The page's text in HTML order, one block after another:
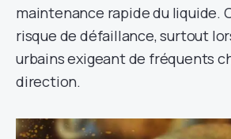
maintenance rapide du liquide.
risque de défaillance, surtout
urbains exigeant de fréquents
direction.